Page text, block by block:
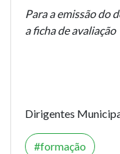
Para a emissão do
a ficha de avaliação
Dirigentes
formação